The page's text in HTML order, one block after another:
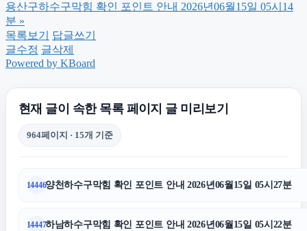
흥신소
용산구하수구막힘 확인 포인트 안내 2026년06월15일 05시14
분 »
목록보기
답글쓰기
글수정 글삭제
Powered by KBoard
현재 글이 속한 목록 페이지 글 미리보기
964페이지 · 15개 기준
14446양천하수구막힘 확인 포인트 안내 2026년06월15일 05시27분
14447하남하수구막힘 확인 포인트 안내 2026년06월15일 05시22분